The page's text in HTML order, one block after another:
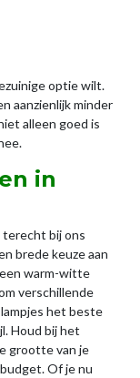
optie wilt.
aanzienlijk minder
alleen goed is
in
bij ons
brede keuze aan
warm-witte
verschillende
het beste
Houd bij het
grootte van je
Of je nu